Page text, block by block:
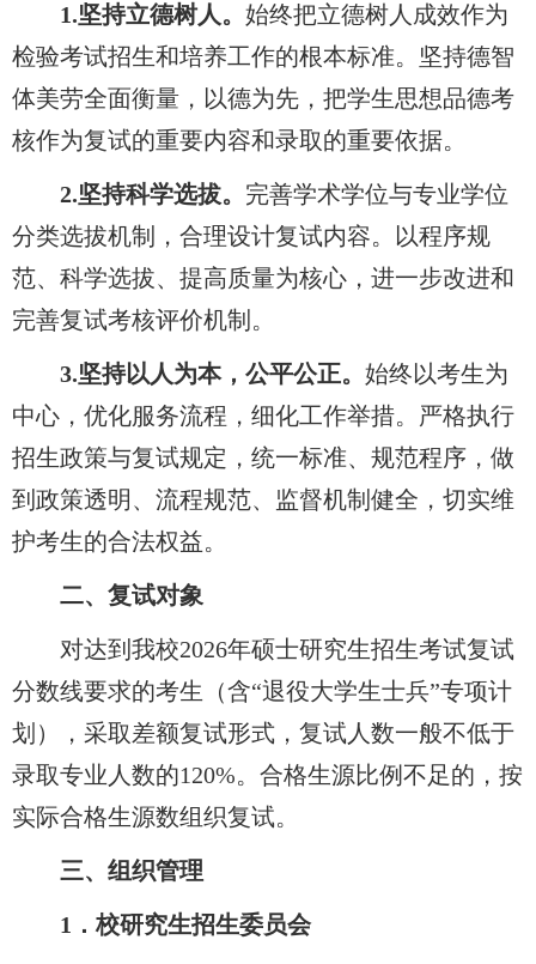
1.坚持立德树人。 始终把立德树人成效作为
检验考试招生和培养工作的根本标准。坚持德智
体美劳全面衡量，以德为先，把学生思想品德考
核作为复试的重要内容和录取的重要依据。
2.坚持科学选拔。 完善学术学位与专业学位
分类选拔机制，合理设计复试内容。以程序规
范、科学选拔、提高质量为核心，进一步改进和
完善复试考核评价机制。
3.坚持以人为本，公平公正。 始终以考生为
中心，优化服务流程，细化工作举措。严格执行
招生政策与复试规定，统一标准、规范程序，做
到政策透明、流程规范、监督机制健全，切实维
护考生的合法权益。
二、复试对象
对达到我校2026年硕士研究生招生考试复试
分数线要求的考生（含“退役大学生士兵”专项计
划），采取差额复试形式，复试人数一般不低于
录取专业人数的120%。合格生源比例不足的，按
实际合格生源数组织复试。
三、组织管理
1 ．校研究生招生委员会